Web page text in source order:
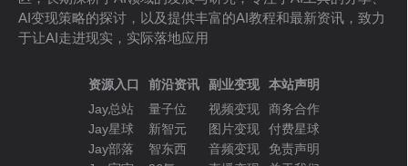
AI变现策略的探讨，以及提供丰富的AI教程和最新资讯，致力
于让AI走进现实，实际落地应用
资源入口
Jay总站
Jay星球
Jay部落
前沿资讯
量子位
新智元
智东西
副业变现
视频变现
图片变现
音频变现
本站声明
商务合作
付费星球
免责声明